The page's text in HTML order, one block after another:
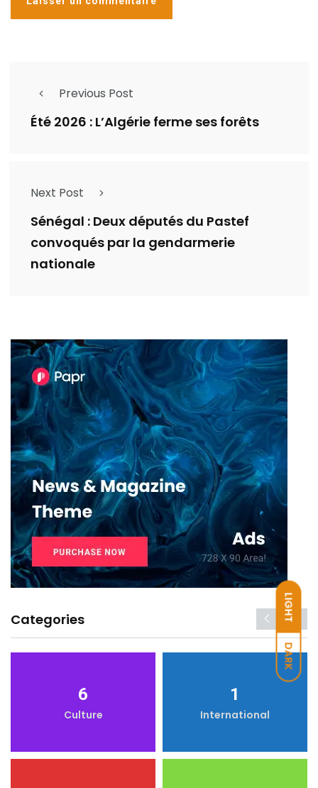
LIGHT
DARK
Previous Post
Été 2026 : L’Algérie ferme ses forêts
Next Post
Sénégal : Deux députés du Pastef
convoqués par la gendarmerie
nationale
Categories
6
Culture
1
International